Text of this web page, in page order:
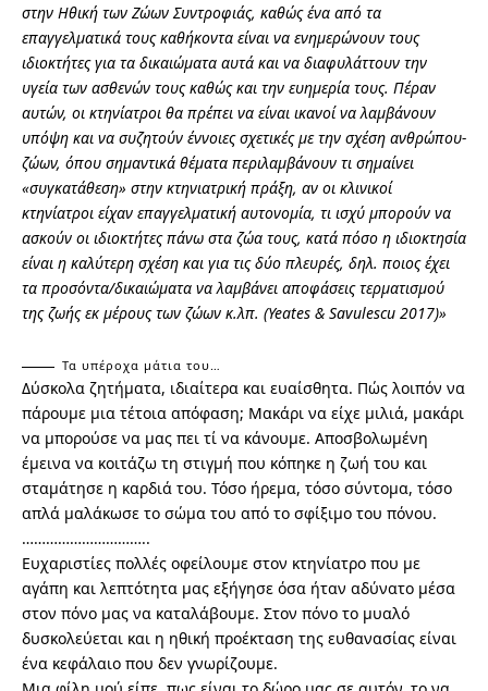
στην Ηθική των Ζώων Συντροφιάς, καθώς ένα από τα
επαγγελματικά τους καθήκοντα είναι να ενημερώνουν τους
ιδιοκτήτες για τα δικαιώματα αυτά και να διαφυλάττουν την
υγεία των ασθενών τους καθώς και την ευημερία τους. Πέραν
αυτών, οι κτηνίατροι θα πρέπει να είναι ικανοί να λαμβάνουν
υπόψη και να συζητούν έννοιες σχετικές με την σχέση ανθρώπου-
ζώων, όπου σημαντικά θέματα περιλαμβάνουν τι σημαίνει
«συγκατάθεση» στην κτηνιατρική πράξη, αν οι κλινικοί
κτηνίατροι είχαν επαγγελματική αυτονομία, τι ισχύ μπορούν να
ασκούν οι ιδιοκτήτες πάνω στα ζώα τους, κατά πόσο η ιδιοκτησία
είναι η καλύτερη σχέση και για τις δύο πλευρές, δηλ. ποιος έχει
τα προσόντα/δικαιώματα να λαμβάνει αποφάσεις τερματισμού
της ζωής εκ μέρους των ζώων κ.λπ. (Yeates & Savulescu 2017)»
Τα υπέροχα μάτια του…
Δύσκολα ζητήματα, ιδιαίτερα και ευαίσθητα. Πώς λοιπόν να
πάρουμε μια τέτοια απόφαση; Μακάρι να είχε μιλιά, μακάρι
να μπορούσε να μας πει τί να κάνουμε. Αποσβολωμένη
έμεινα να κοιτάζω τη στιγμή που κόπηκε η ζωή του και
σταμάτησε η καρδιά του. Τόσο ήρεμα, τόσο σύντομα, τόσο
απλά μαλάκωσε το σώμα του από το σφίξιμο του πόνου.
…………………………..
Ευχαριστίες πολλές οφείλουμε στον κτηνίατρο που με
αγάπη και λεπτότητα μας εξήγησε όσα ήταν αδύνατο μέσα
στον πόνο μας να καταλάβουμε. Στον πόνο το μυαλό
δυσκολεύεται και η ηθική προέκταση της ευθανασίας είναι
ένα κεφάλαιο που δεν γνωρίζουμε.